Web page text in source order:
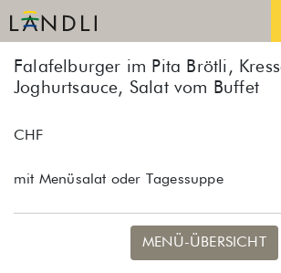
Skip
to
Falafelburger im Pita Brötli,
Joghurtsauce, Salat vom Buffet
CHF
mit Menüsalat oder Tagessuppe
MENÜ-ÜBERSICHT